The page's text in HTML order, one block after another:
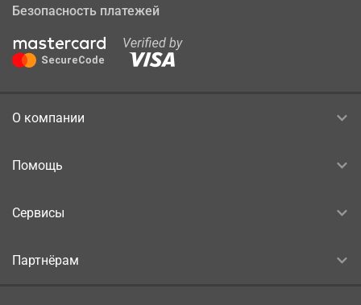
Безопасность платежей
О компании
Помощь
Сервисы
Партнёрам